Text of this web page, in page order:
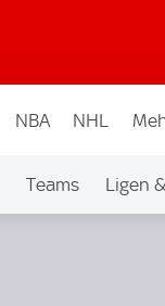
NBA NHL
Teams Ligen